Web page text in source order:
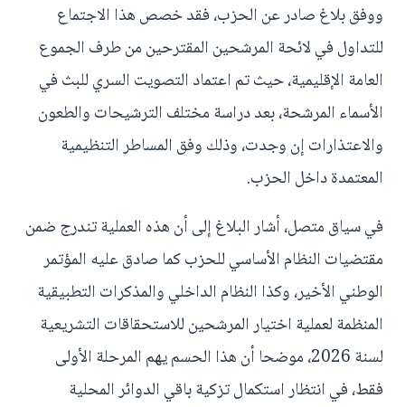
ووفق بلاغ صادر عن الحزب، فقد خصص هذا الاجتماع
للتداول في لائحة المرشحين المقترحين من طرف الجموع
العامة الإقليمية، حيث تم اعتماد التصويت السري للبث في
الأسماء المرشحة، بعد دراسة مختلف الترشيحات والطعون
والاعتذارات إن وجدت، وذلك وفق المساطر التنظيمية
المعتمدة داخل الحزب.
في سياق متصل، أشار البلاغ إلى أن هذه العملية تندرج ضمن
مقتضيات النظام الأساسي للحزب كما صادق عليه المؤتمر
الوطني الأخير، وكذا النظام الداخلي والمذكرات التطبيقية
المنظمة لعملية اختيار المرشحين للاستحقاقات التشريعية
لسنة 2026، موضحا أن هذا الحسم يهم المرحلة الأولى
فقط، في انتظار استكمال تزكية باقي الدوائر المحلية